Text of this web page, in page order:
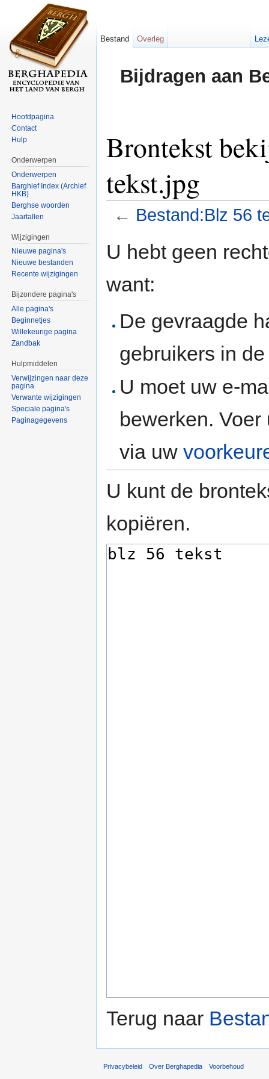
Bijdragen aan
Brontekst
tekst.jpg
← Bestand:Blz 56
U hebt geen
want:
De gevraagde
gebruikers in
U moet uw e-
bewerken.
via uw
U kunt de
kopiëren.
Terug naar
Bestand Overleg
Hoofdpagina
Contact
Hulp
Onderwerpen
Onderwerpen
Barghief Index (Archief
HKB)
Berghse woorden
Jaartallen
Wijzigingen
Nieuwe pagina's
Nieuwe bestanden
Recente wijzigingen
Bijzondere pagina's
Alle pagina's
Beginnetjes
Willekeurige pagina
Zandbak
Hulpmiddelen
Verwijzingen naar deze
pagina
Verwante wijzigingen
Speciale pagina's
Paginagegevens
Privacybeleid Over Berghapedia Voorbehoud